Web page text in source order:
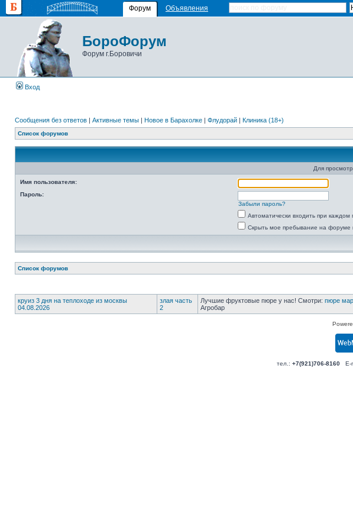
Форум Объявления
БороФорум
Форум г.Боровичи
Вход
Сообщения без ответов | Активные темы | Новое в Барахолке | Флудорай | Клиника (18+)
Список форумов
Для
Имя пользователя:
Пароль:
Забыли пароль?
Автоматически входить при каждом
Скрыть мое пребывание на форуме
Список форумов
круиз 3 дня на теплоходе из москвы
04.08.2026
злая часть
2
Лучшие фруктовые пюре у нас! Смотри: пюре
Агробар
тел.: +7(921)706-8160E-